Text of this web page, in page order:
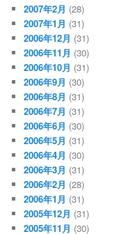
2007年2月 (28)
2007年1月 (31)
2006年12月 (31)
2006年11月 (30)
2006年10月 (31)
2006年9月 (30)
2006年8月 (31)
2006年7月 (31)
2006年6月 (30)
2006年5月 (31)
2006年4月 (30)
2006年3月 (31)
2006年2月 (28)
2006年1月 (31)
2005年12月 (31)
2005年11月 (30)